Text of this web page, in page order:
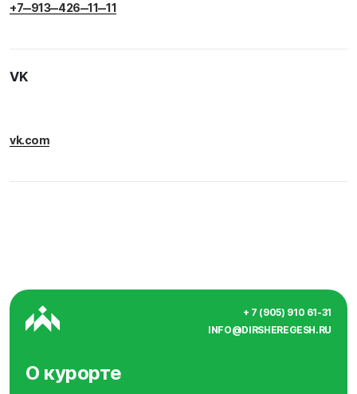
+7‒913‒426‒11‒11
VK
vk.com
+ 7 (905) 910 61-31
INFO@DIRSHEREGESH.RU
О курорте